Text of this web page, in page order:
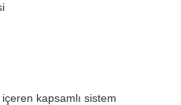
kapsamlı sistem